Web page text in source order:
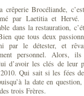
crêperie Brocéliande,
par Laetitia et Hervé.
dans la restauration,
que tous deux
par le détester, et
personnel. Alors,
d’avoir les clés de leur
2010. Qui sait si les fées
la date en
trois Frères.